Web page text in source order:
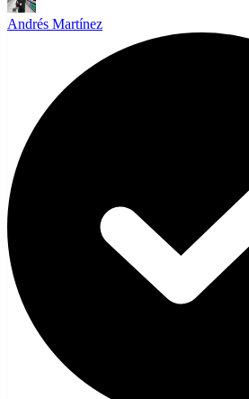
Andrés Martínez